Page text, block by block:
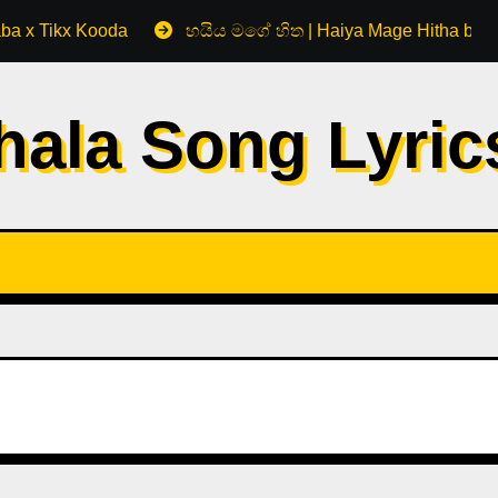
x Tikx Kooda හයිය මගේ හිත | Haiya Mage Hitha by
Song